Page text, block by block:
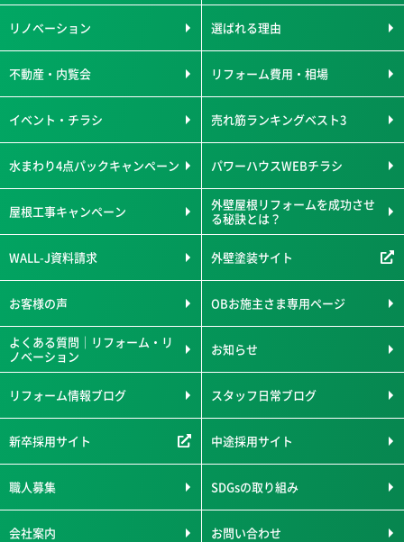
リノベーション 選ばれる理由
不動産・内覧会 リフォーム費用・相場
イベント・チラシ 売れ筋ランキングベスト3
水まわり4点パックキャンペーン パワーハウスWEBチラシ
屋根工事キャンペーン
外壁屋根リフォームを成功させ
る秘訣とは？
WALL-J資料請求 外壁塗装サイト
お客様の声 OBお施主さま専用ページ
よくある質問｜リフォーム・リ
ノベーション
お知らせ
リフォーム情報ブログ スタッフ日常ブログ
新卒採用サイト 中途採用サイト
職人募集 SDGsの取り組み
会社案内 お問い合わせ